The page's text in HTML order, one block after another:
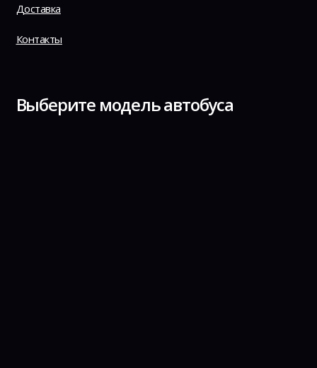
Доставка
Контакты
Выберите модель автобуса